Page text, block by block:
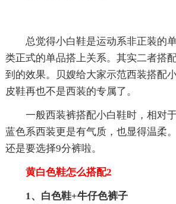
总觉得小白鞋是运动系非正装的单
类正式的单品搭上关系。其实二者搭
到的效果。贝嫂给大家示范西装搭配
皮鞋再也不是西装的专属了。
一般西装裤搭配小白鞋时，相对于
蓝色系西装更是有气质，也显得温柔
还是要选择9分裤啦。
黄白色鞋怎么搭配2
1、白色鞋+牛仔色裤子